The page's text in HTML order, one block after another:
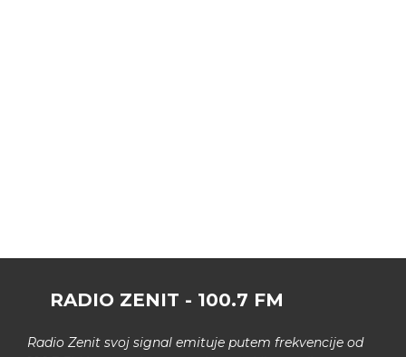
RADIO ZENIT - 100.7 FM
Radio Zenit svoj signal emituje putem frekvencije od